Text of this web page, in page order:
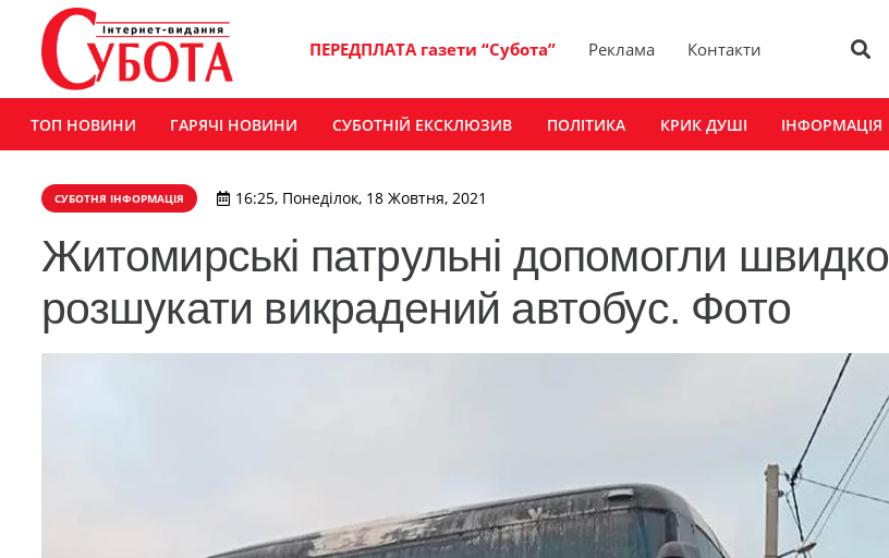
ПЕРЕДПЛАТА газети “Субота” Реклама Контакти
ТОП НОВИНИ ГАРЯЧІ НОВИНИ СУБОТНІЙ ЕКСКЛЮЗИВ ПОЛІТИКА КРИК ДУШІ ІНФОРМАЦІЯ
СУБОТНЯ ІНФОРМАЦІЯ 16:25, Понеділок, 18 Жовтня, 2021
Житомирські патрульні допомогли швидко
розшукати викрадений автобус. Фото